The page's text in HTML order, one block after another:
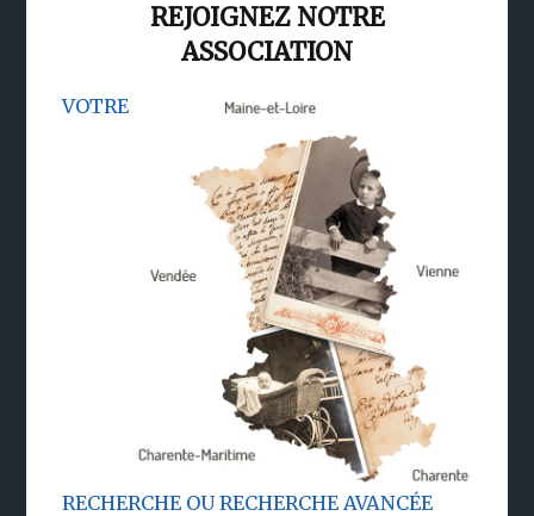
REJOIGNEZ NOTRE
ASSOCIATION
VOTRE
RECHERCHE OU RECHERCHE AVANCÉE